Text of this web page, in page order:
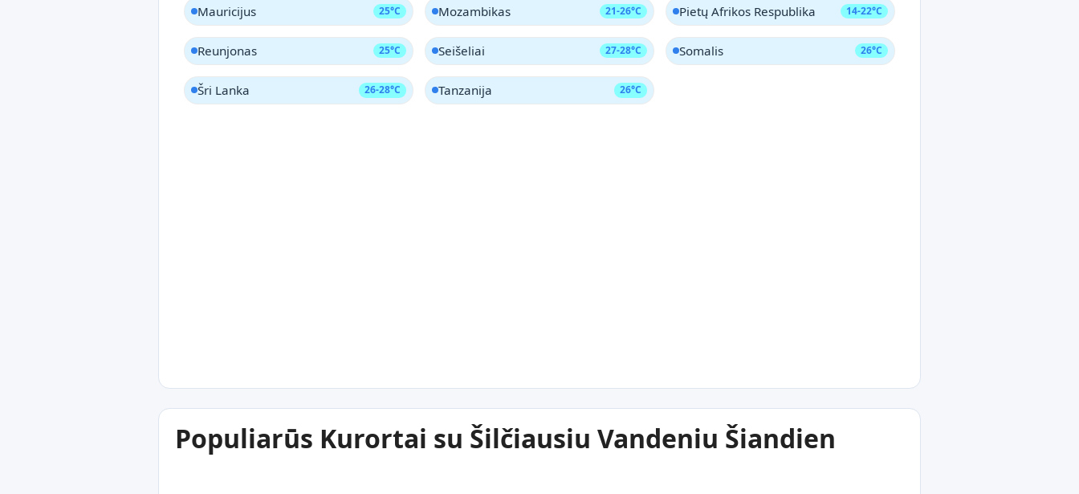
Mauricijus 25°C Mozambikas 21-26°C Pietų Afrikos Respublika 14-22°C
Reunjonas 25°C Seišeliai 27-28°C Somalis 26°C
Šri Lanka 26-28°C Tanzanija 26°C
Populiarūs Kurortai su Šilčiausiu Vandeniu Šiandien